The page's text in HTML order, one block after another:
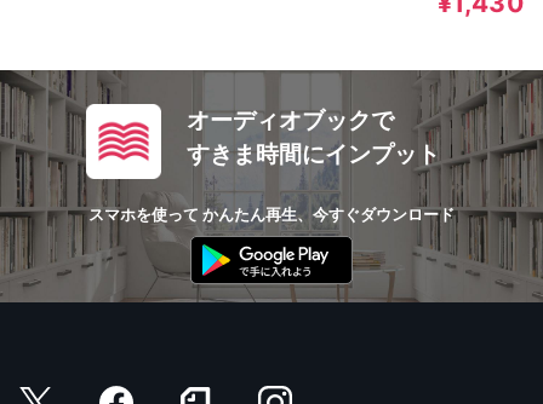
オーディオブックで
すきま時間にインプット
スマホを使って かんたん再生、今すぐダウンロード